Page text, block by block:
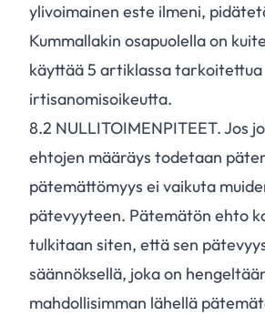
ylivoimainen este ilmeni,
Kummallakin osapuolella on
käyttää 5 artiklassa tarkoitettua
irtisanomisoikeutta.
8.2 NULLITOIMENPITEET. Jos
ehtojen määräys todetaan
pätemättömyys ei vaikuta
pätevyyteen. Pätemätön ehto
tulkitaan siten, että sen
säännöksellä, joka on
mahdollisimman lähellä